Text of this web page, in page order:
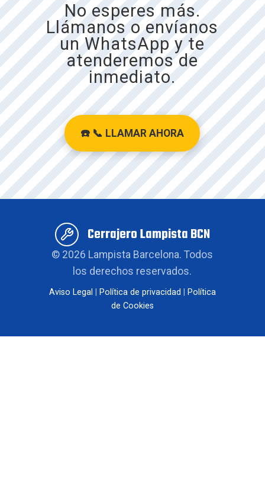
Berga
Bigues i Riells del Fai
Borredà
El Bruc
Les Cabanyes
Cabrera d'Anoia
Cabrils
Calders
No esperes más.
Llámanos o envíanos
un WhatsApp y te
atenderemos de
inmediato.
☎️ 📞 LLAMAR AHORA
Cerrajero Lampista BCN
© 2026 Lampista Barcelona. Todos
los derechos reservados.
Aviso Legal Política de privacidad
Política
de Cookies